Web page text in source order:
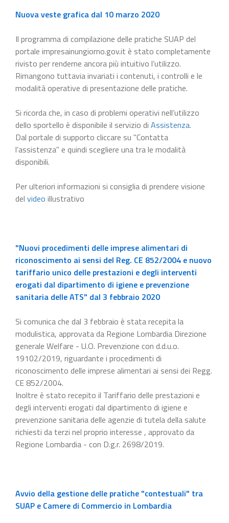
Nuova veste grafica dal 10 marzo 2020
Il programma di compilazione delle pratiche SUAP del
portale impresainungiorno.gov.it è stato completamente
rivisto per renderne ancora più intuitivo l’utilizzo.
Rimangono tuttavia invariati i contenuti, i controlli e le
modalità operative di presentazione delle pratiche.
Si ricorda che, in caso di problemi operativi nell’utilizzo
dello sportello è disponibile il servizio di Assistenza.
Dal portale di supporto cliccare su "Contatta
l’assistenza" e quindi scegliere una tra le modalità
disponibili.
Per ulteriori informazioni si consiglia di prendere visione
del video illustrativo
"Nuovi procedimenti delle imprese alimentari di
riconoscimento ai sensi del Reg. CE 852/2004 e nuovo
tariffario unico delle prestazioni e degli interventi
erogati dal dipartimento di igiene e prevenzione
sanitaria delle ATS" dal 3 febbraio 2020
Si comunica che dal 3 febbraio è stata recepita la
modulistica, approvata da Regione Lombardia Direzione
generale Welfare - U.O. Prevenzione con d.d.u.o.
19102/2019, riguardante i procedimenti di
riconoscimento delle imprese alimentari ai sensi dei Regg.
CE 852/2004.
Inoltre è stato recepito il Tariffario delle prestazioni e
degli interventi erogati dal dipartimento di igiene e
prevenzione sanitaria delle agenzie di tutela della salute
richiesti da terzi nel proprio interesse , approvato da
Regione Lombardia - con D.g.r. 2698/2019.
Avvio della gestione delle pratiche "contestuali" tra
SUAP e Camere di Commercio in Lombardia